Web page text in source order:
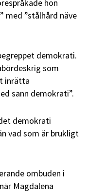
hon
med ”stålhård näve
demokrati.
som
inrätta
sann demokrati”.
demokrati
vad som är brukligt
ombuden i
Magdalena